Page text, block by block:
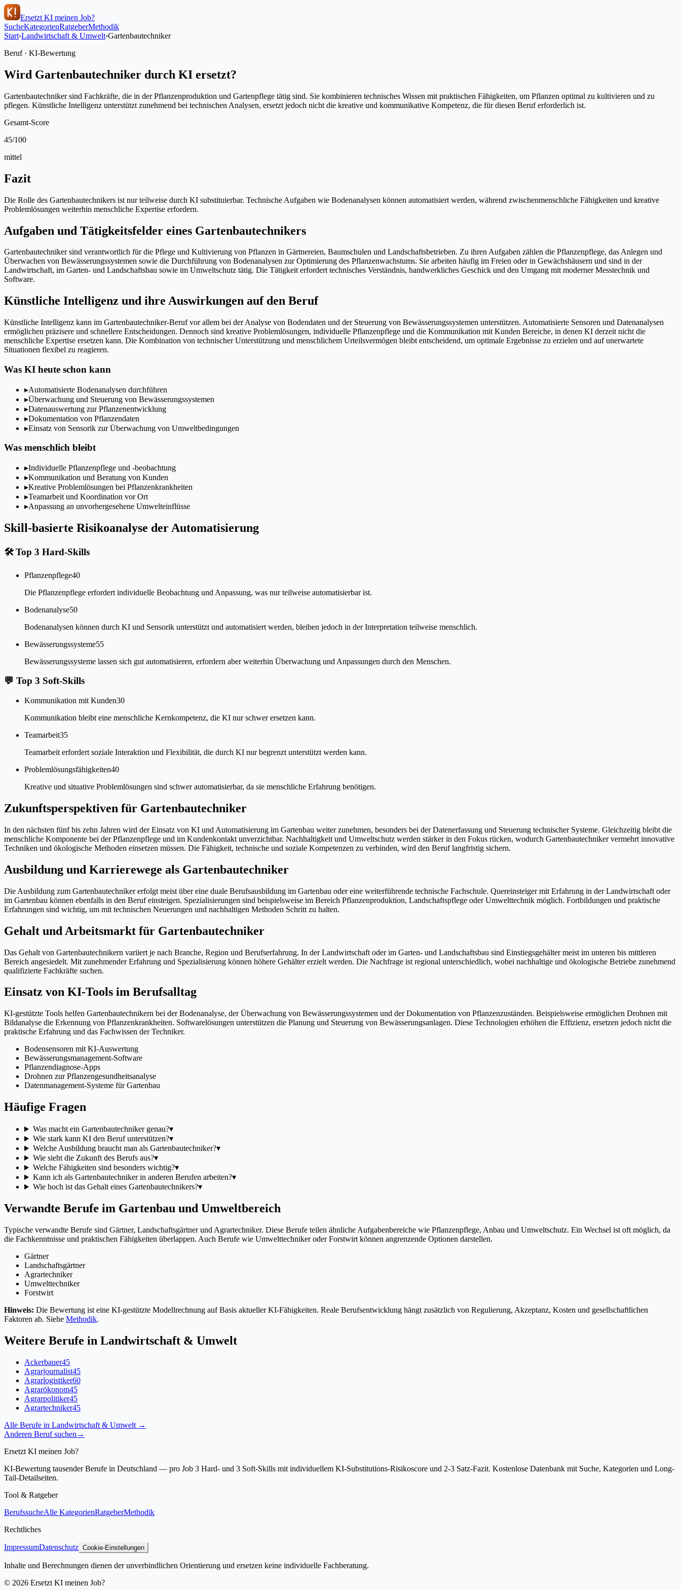
Ersetzt KI meinen Job?
SucheKategorienRatgeberMethodik
Start›Landwirtschaft & Umwelt›Gartenbautechniker
Beruf · KI-Bewertung
Wird Gartenbautechniker durch KI ersetzt?
Gartenbautechniker sind Fachkräfte, die in der Pflanzenproduktion und Gartenpflege tätig sind. Sie kombinieren technisches Wissen mit praktischen Fähigkeiten, um Pflanzen optimal zu kultivieren und zu
pflegen. Künstliche Intelligenz unterstützt zunehmend bei technischen Analysen, ersetzt jedoch nicht die kreative und kommunikative Kompetenz, die für diesen Beruf erforderlich ist.
Gesamt-Score
45/100
mittel
Fazit
Die Rolle des Gartenbautechnikers ist nur teilweise durch KI substituierbar. Technische Aufgaben wie Bodenanalysen können automatisiert werden, während zwischenmenschliche Fähigkeiten und kreative
Problemlösungen weiterhin menschliche Expertise erfordern.
Aufgaben und Tätigkeitsfelder eines Gartenbautechnikers
Gartenbautechniker sind verantwortlich für die Pflege und Kultivierung von Pflanzen in Gärtnereien, Baumschulen und Landschaftsbetrieben. Zu ihren Aufgaben zählen die Pflanzenpflege, das Anlegen und
Überwachen von Bewässerungssystemen sowie die Durchführung von Bodenanalysen zur Optimierung des Pflanzenwachstums. Sie arbeiten häufig im Freien oder in Gewächshäusern und sind in der
Landwirtschaft, im Garten- und Landschaftsbau sowie im Umweltschutz tätig. Die Tätigkeit erfordert technisches Verständnis, handwerkliches Geschick und den Umgang mit moderner Messtechnik und
Software.
Künstliche Intelligenz und ihre Auswirkungen auf den Beruf
Künstliche Intelligenz kann im Gartenbautechniker-Beruf vor allem bei der Analyse von Bodendaten und der Steuerung von Bewässerungssystemen unterstützen. Automatisierte Sensoren und Datenanalysen
ermöglichen präzisere und schnellere Entscheidungen. Dennoch sind kreative Problemlösungen, individuelle Pflanzenpflege und die Kommunikation mit Kunden Bereiche, in denen KI derzeit nicht die
menschliche Expertise ersetzen kann. Die Kombination von technischer Unterstützung und menschlichem Urteilsvermögen bleibt entscheidend, um optimale Ergebnisse zu erzielen und auf unerwartete
Situationen flexibel zu reagieren.
Was KI heute schon kann
▸Automatisierte Bodenanalysen durchführen
▸Überwachung und Steuerung von Bewässerungssystemen
▸Datenauswertung zur Pflanzenentwicklung
▸Dokumentation von Pflanzendaten
▸Einsatz von Sensorik zur Überwachung von Umweltbedingungen
Was menschlich bleibt
▸Individuelle Pflanzenpflege und -beobachtung
▸Kommunikation und Beratung von Kunden
▸Kreative Problemlösungen bei Pflanzenkrankheiten
▸Teamarbeit und Koordination vor Ort
▸Anpassung an unvorhergesehene Umwelteinflüsse
Skill-basierte Risikoanalyse der Automatisierung
🛠Top 3 Hard-Skills
Pflanzenpflege40
Die Pflanzenpflege erfordert individuelle Beobachtung und Anpassung, was nur teilweise automatisierbar ist.
Bodenanalyse50
Bodenanalysen können durch KI und Sensorik unterstützt und automatisiert werden, bleiben jedoch in der Interpretation teilweise menschlich.
Bewässerungssysteme55
Bewässerungssysteme lassen sich gut automatisieren, erfordern aber weiterhin Überwachung und Anpassungen durch den Menschen.
💬 Top 3 Soft-Skills
Kommunikation mit Kunden30
Kommunikation bleibt eine menschliche Kernkompetenz, die KI nur schwer ersetzen kann.
Teamarbeit35
Teamarbeit erfordert soziale Interaktion und Flexibilität, die durch KI nur begrenzt unterstützt werden kann.
Problemlösungsfähigkeiten40
Kreative und situative Problemlösungen sind schwer automatisierbar, da sie menschliche Erfahrung benötigen.
Zukunftsperspektiven für Gartenbautechniker
In den nächsten fünf bis zehn Jahren wird der Einsatz von KI und Automatisierung im Gartenbau weiter zunehmen, besonders bei der Datenerfassung und Steuerung technischer Systeme. Gleichzeitig bleibt die
menschliche Komponente bei der Pflanzenpflege und im Kundenkontakt unverzichtbar. Nachhaltigkeit und Umweltschutz werden stärker in den Fokus rücken, wodurch Gartenbautechniker vermehrt innovative
Techniken und ökologische Methoden einsetzen müssen. Die Fähigkeit, technische und soziale Kompetenzen zu verbinden, wird den Beruf langfristig sichern.
Ausbildung und Karrierewege als Gartenbautechniker
Die Ausbildung zum Gartenbautechniker erfolgt meist über eine duale Berufsausbildung im Gartenbau oder eine weiterführende technische Fachschule. Quereinsteiger mit Erfahrung in der Landwirtschaft oder
im Gartenbau können ebenfalls in den Beruf einsteigen. Spezialisierungen sind beispielsweise im Bereich Pflanzenproduktion, Landschaftspflege oder Umwelttechnik möglich. Fortbildungen und praktische
Erfahrungen sind wichtig, um mit technischen Neuerungen und nachhaltigen Methoden Schritt zu halten.
Gehalt und Arbeitsmarkt für Gartenbautechniker
Das Gehalt von Gartenbautechnikern variiert je nach Branche, Region und Berufserfahrung. In der Landwirtschaft oder im Garten- und Landschaftsbau sind Einstiegsgehälter meist im unteren bis mittleren
Bereich angesiedelt. Mit zunehmender Erfahrung und Spezialisierung können höhere Gehälter erzielt werden. Die Nachfrage ist regional unterschiedlich, wobei nachhaltige und ökologische Betriebe zunehmend
qualifizierte Fachkräfte suchen.
Einsatz von KI-Tools im Berufsalltag
KI-gestützte Tools helfen Gartenbautechnikern bei der Bodenanalyse, der Überwachung von Bewässerungssystemen und der Dokumentation von Pflanzenzuständen. Beispielsweise ermöglichen Drohnen mit
Bildanalyse die Erkennung von Pflanzenkrankheiten. Softwarelösungen unterstützen die Planung und Steuerung von Bewässerungsanlagen. Diese Technologien erhöhen die Effizienz, ersetzen jedoch nicht die
praktische Erfahrung und das Fachwissen der Techniker.
Bodensensoren mit KI-Auswertung
Bewässerungsmanagement-Software
Pflanzendiagnose-Apps
Drohnen zur Pflanzengesundheitsanalyse
Datenmanagement-Systeme für Gartenbau
Häufige Fragen
Was macht ein Gartenbautechniker genau?▾
Wie stark kann KI den Beruf unterstützen?▾
Welche Ausbildung braucht man als Gartenbautechniker?▾
Wie sieht die Zukunft des Berufs aus?▾
Welche Fähigkeiten sind besonders wichtig?▾
Kann ich als Gartenbautechniker in anderen Berufen arbeiten?▾
Wie hoch ist das Gehalt eines Gartenbautechnikers?▾
Verwandte Berufe im Gartenbau und Umweltbereich
Typische verwandte Berufe sind Gärtner, Landschaftsgärtner und Agrartechniker. Diese Berufe teilen ähnliche Aufgabenbereiche wie Pflanzenpflege, Anbau und Umweltschutz. Ein Wechsel ist oft möglich, da
die Fachkenntnisse und praktischen Fähigkeiten überlappen. Auch Berufe wie Umwelttechniker oder Forstwirt können angrenzende Optionen darstellen.
Gärtner
Landschaftsgärtner
Agrartechniker
Umwelttechniker
Forstwirt
Hinweis: Die Bewertung ist eine KI-gestützte Modellrechnung auf Basis aktueller KI-Fähigkeiten. Reale Berufsentwicklung hängt zusätzlich von Regulierung, Akzeptanz, Kosten und gesellschaftlichen
Faktoren ab. Siehe Methodik.
Weitere Berufe in Landwirtschaft & Umwelt
Ackerbauer45
Agrarjournalist45
Agrarlogistiker60
Agrarökonom45
Agrarpolitiker45
Agrartechniker45
Alle Berufe in Landwirtschaft & Umwelt →
Anderen Beruf suchen →
Ersetzt KI meinen Job?
KI-Bewertung tausender Berufe in Deutschland — pro Job 3 Hard- und 3 Soft-Skills mit individuellem KI-Substitutions-Risikoscore und 2-3 Satz-Fazit. Kostenlose Datenbank mit Suche, Kategorien und Long-
Tail-Detailseiten.
Tool & Ratgeber
BerufssucheAlle KategorienRatgeberMethodik
Rechtliches
ImpressumDatenschutz Cookie-Einstellungen
Inhalte und Berechnungen dienen der unverbindlichen Orientierung und ersetzen keine individuelle Fachberatung.
© 2026 Ersetzt KI meinen Job?